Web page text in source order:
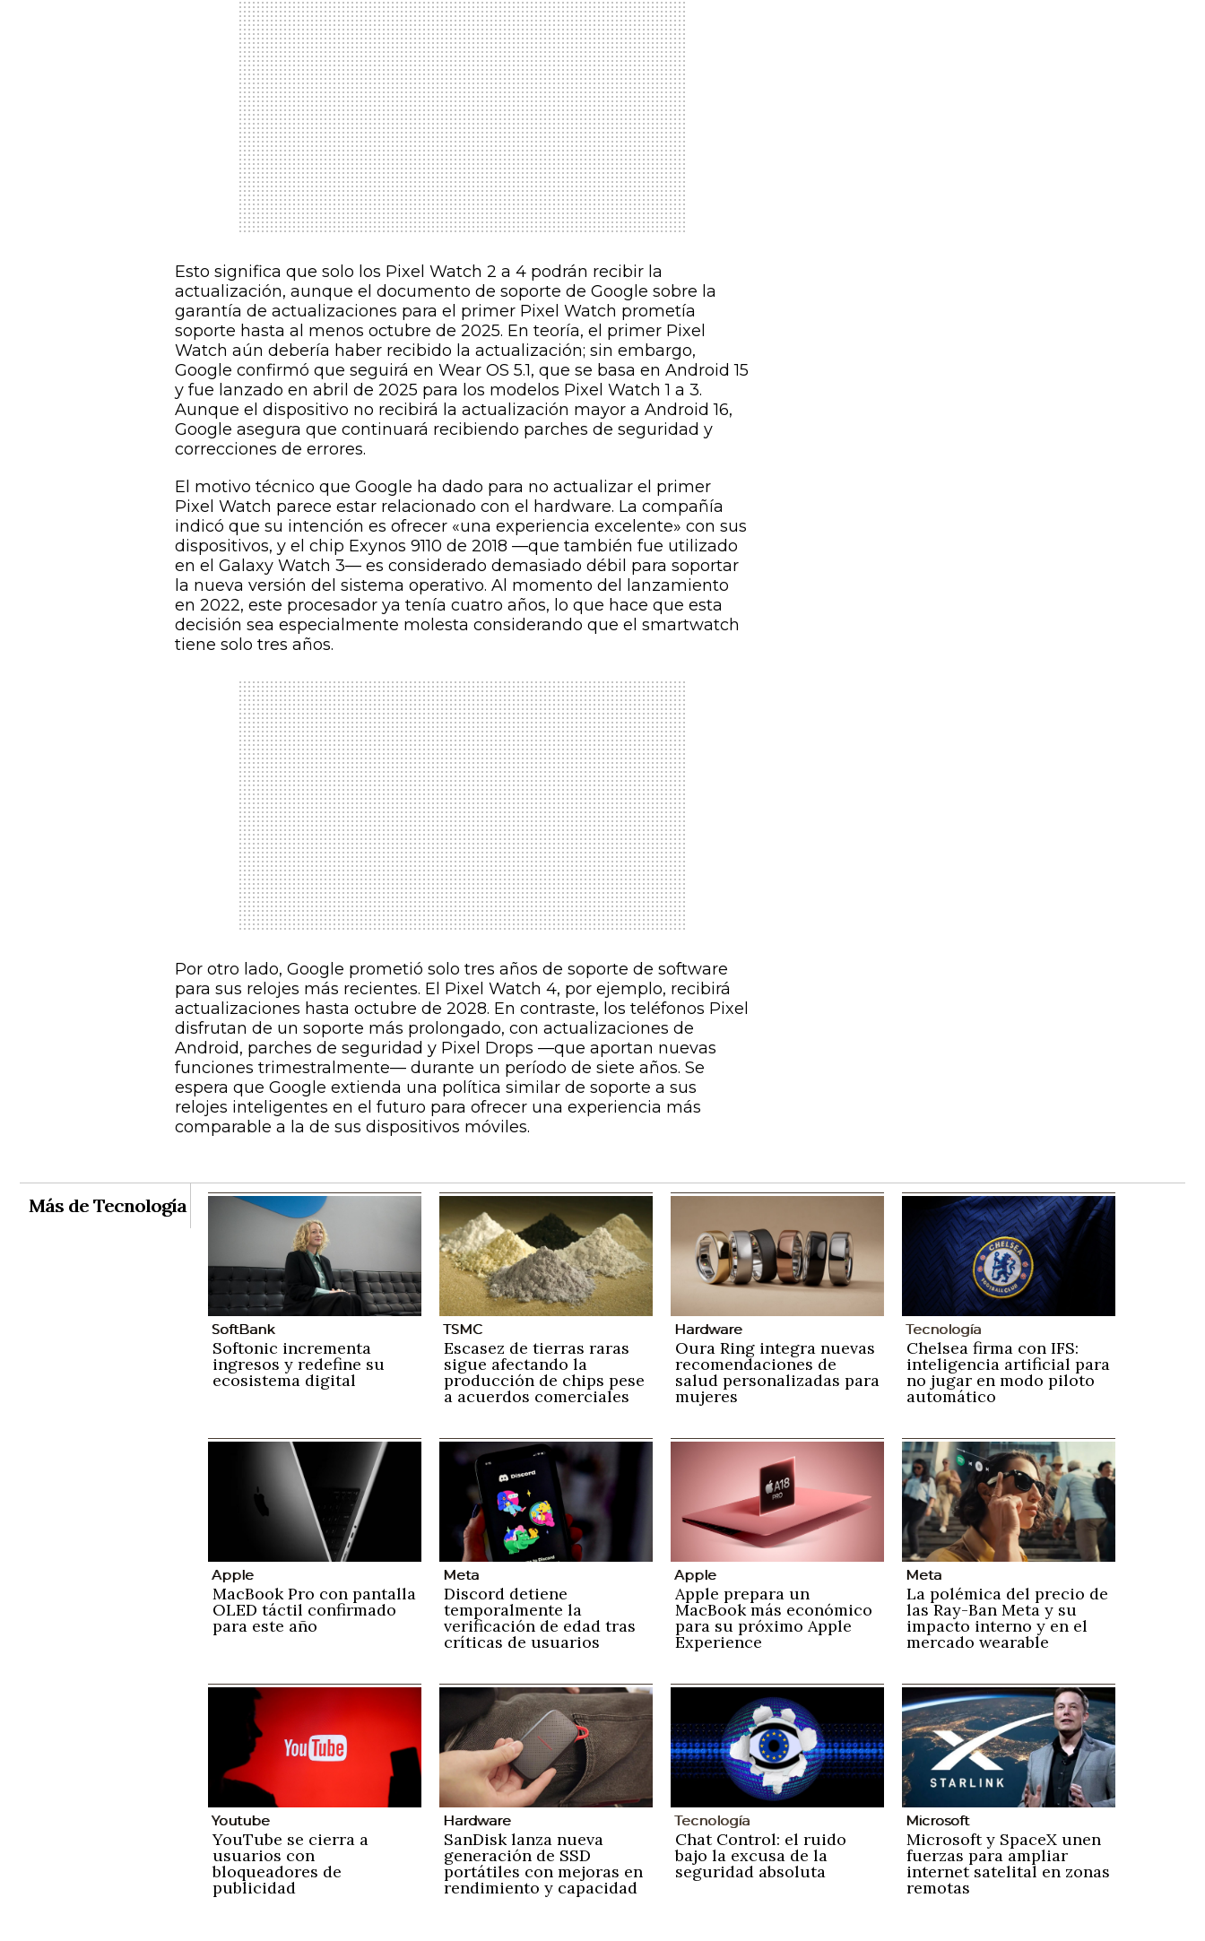
Esto significa que solo los Pixel Watch 2 a 4 podrán recibir la
actualización, aunque el documento de soporte de Google sobre la
garantía de actualizaciones para el primer Pixel Watch prometía
soporte hasta al menos octubre de 2025. En teoría, el primer Pixel
Watch aún debería haber recibido la actualización; sin embargo,
Google confirmó que seguirá en Wear OS 5.1, que se basa en Android 15
y fue lanzado en abril de 2025 para los modelos Pixel Watch 1 a 3.
Aunque el dispositivo no recibirá la actualización mayor a Android 16,
Google asegura que continuará recibiendo parches de seguridad y
correcciones de errores.
El motivo técnico que Google ha dado para no actualizar el primer
Pixel Watch parece estar relacionado con el hardware. La compañía
indicó que su intención es ofrecer «una experiencia excelente» con sus
dispositivos, y el chip Exynos 9110 de 2018 —que también fue utilizado
en el Galaxy Watch 3— es considerado demasiado débil para soportar
la nueva versión del sistema operativo. Al momento del lanzamiento
en 2022, este procesador ya tenía cuatro años, lo que hace que esta
decisión sea especialmente molesta considerando que el smartwatch
tiene solo tres años.
Por otro lado, Google prometió solo tres años de soporte de software
para sus relojes más recientes. El Pixel Watch 4, por ejemplo, recibirá
actualizaciones hasta octubre de 2028. En contraste, los teléfonos Pixel
disfrutan de un soporte más prolongado, con actualizaciones de
Android, parches de seguridad y Pixel Drops —que aportan nuevas
funciones trimestralmente— durante un período de siete años. Se
espera que Google extienda una política similar de soporte a sus
relojes inteligentes en el futuro para ofrecer una experiencia más
comparable a la de sus dispositivos móviles.
Más de Tecnología
SoftBank
Softonic incrementa
ingresos y redefine su
ecosistema digital
TSMC
Escasez de tierras raras
sigue afectando la
producción de chips pese
a acuerdos comerciales
Hardware
Oura Ring integra nuevas
recomendaciones de
salud personalizadas para
mujeres
Tecnología
Chelsea firma con IFS:
inteligencia artificial para
no jugar en modo piloto
automático
Apple
MacBook Pro con pantalla
OLED táctil confirmado
para este año
Meta
Discord detiene
temporalmente la
verificación de edad tras
críticas de usuarios
Apple
Apple prepara un
MacBook más económico
para su próximo Apple
Experience
Meta
La polémica del precio de
las Ray-Ban Meta y su
impacto interno y en el
mercado wearable
Youtube
YouTube se cierra a
usuarios con
bloqueadores de
publicidad
Hardware
SanDisk lanza nueva
generación de SSD
portátiles con mejoras en
rendimiento y capacidad
Tecnología
Chat Control: el ruido
bajo la excusa de la
seguridad absoluta
Microsoft
Microsoft y SpaceX unen
fuerzas para ampliar
internet satelital en zonas
remotas